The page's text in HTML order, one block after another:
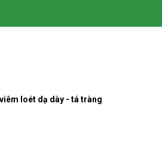
loét dạ dày - tá tràng